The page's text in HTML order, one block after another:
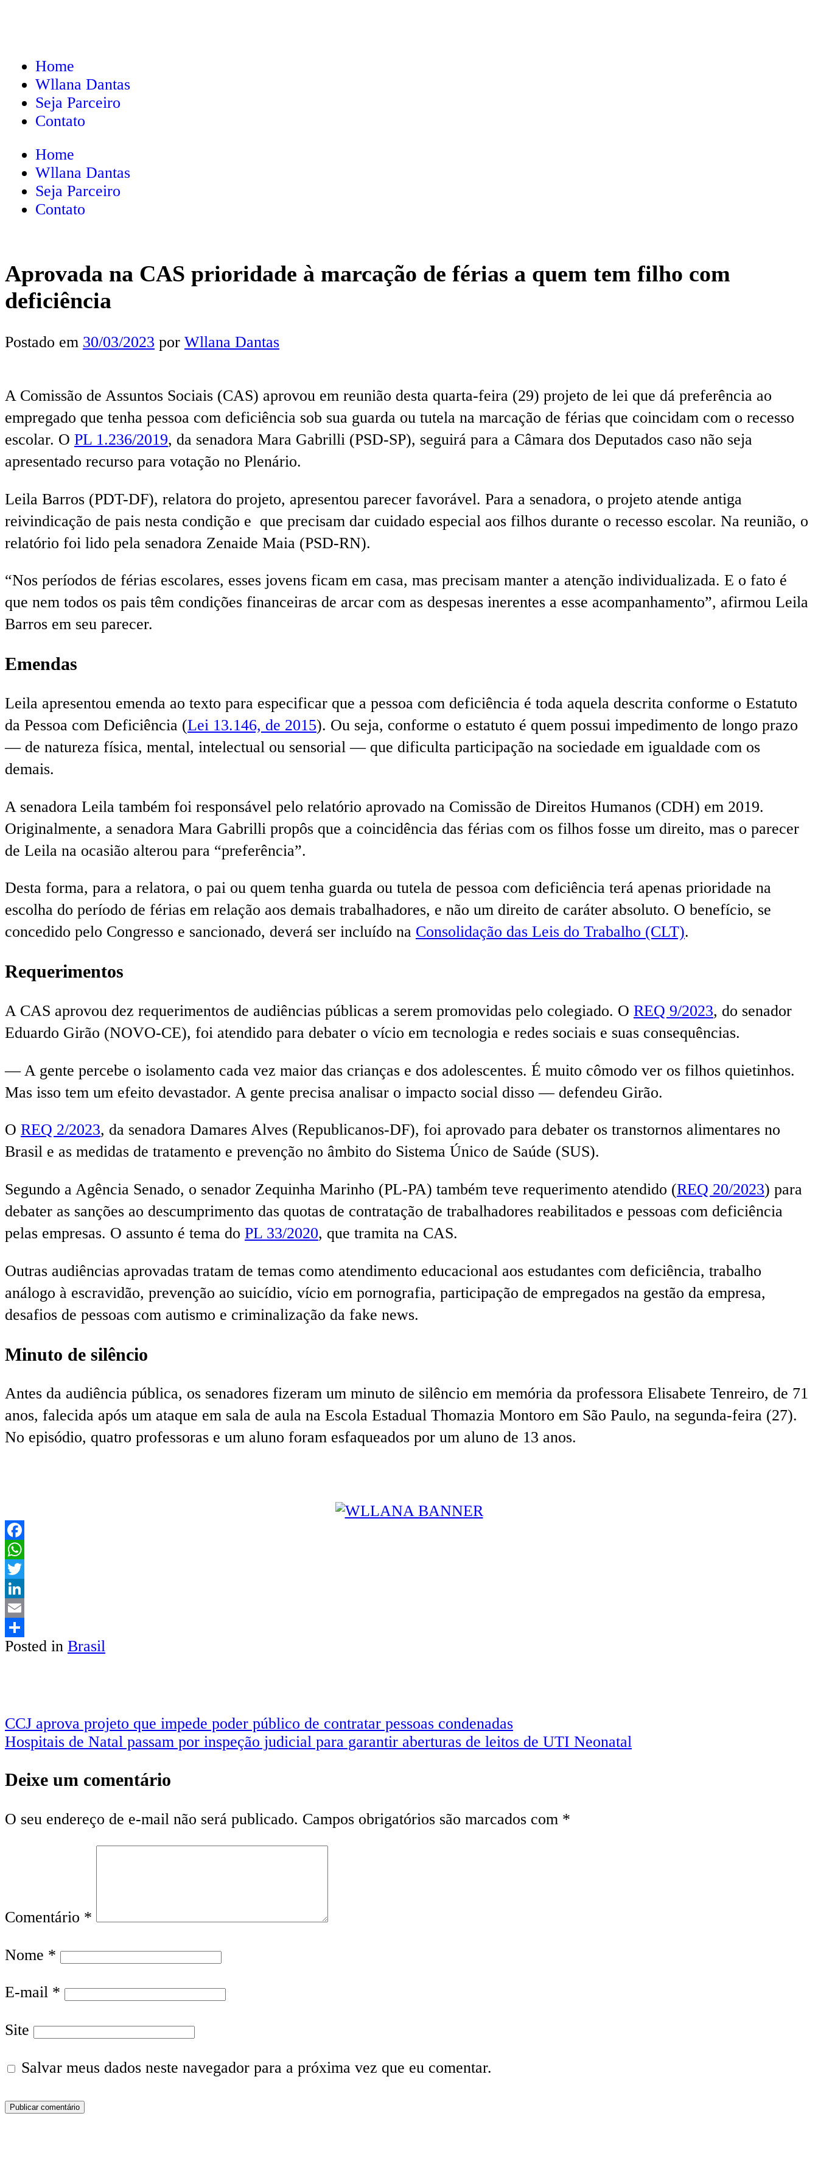
Home
Wllana Dantas
Seja Parceiro
Contato
Home
Wllana Dantas
Seja Parceiro
Contato
Aprovada na CAS prioridade à marcação de férias a quem tem filho com
deficiência
Postado em 30/03/2023 por Wllana Dantas
A Comissão de Assuntos Sociais (CAS) aprovou em reunião desta quarta-feira (29) projeto de lei que dá preferência ao
empregado que tenha pessoa com deficiência sob sua guarda ou tutela na marcação de férias que coincidam com o recesso
escolar. O PL 1.236/2019, da senadora Mara Gabrilli (PSD-SP), seguirá para a Câmara dos Deputados caso não seja
apresentado recurso para votação no Plenário.
Leila Barros (PDT-DF), relatora do projeto, apresentou parecer favorável. Para a senadora, o projeto atende antiga
reivindicação de pais nesta condição e que precisam dar cuidado especial aos filhos durante o recesso escolar. Na reunião, o
relatório foi lido pela senadora Zenaide Maia (PSD-RN).
“Nos períodos de férias escolares, esses jovens ficam em casa, mas precisam manter a atenção individualizada. E o fato é
que nem todos os pais têm condições financeiras de arcar com as despesas inerentes a esse acompanhamento”, afirmou Leila
Barros em seu parecer.
Emendas
Leila apresentou emenda ao texto para especificar que a pessoa com deficiência é toda aquela descrita conforme o Estatuto
da Pessoa com Deficiência (Lei 13.146, de 2015). Ou seja, conforme o estatuto é quem possui impedimento de longo prazo
— de natureza física, mental, intelectual ou sensorial — que dificulta participação na sociedade em igualdade com os
demais.
A senadora Leila também foi responsável pelo relatório aprovado na Comissão de Direitos Humanos (CDH) em 2019.
Originalmente, a senadora Mara Gabrilli propôs que a coincidência das férias com os filhos fosse um direito, mas o parecer
de Leila na ocasião alterou para “preferência”.
Desta forma, para a relatora, o pai ou quem tenha guarda ou tutela de pessoa com deficiência terá apenas prioridade na
escolha do período de férias em relação aos demais trabalhadores, e não um direito de caráter absoluto. O benefício, se
concedido pelo Congresso e sancionado, deverá ser incluído na Consolidação das Leis do Trabalho (CLT).
Requerimentos
A CAS aprovou dez requerimentos de audiências públicas a serem promovidas pelo colegiado. O REQ 9/2023, do senador
Eduardo Girão (NOVO-CE), foi atendido para debater o vício em tecnologia e redes sociais e suas consequências.
— A gente percebe o isolamento cada vez maior das crianças e dos adolescentes. É muito cômodo ver os filhos quietinhos.
Mas isso tem um efeito devastador. A gente precisa analisar o impacto social disso — defendeu Girão.
O REQ 2/2023, da senadora Damares Alves (Republicanos-DF), foi aprovado para debater os transtornos alimentares no
Brasil e as medidas de tratamento e prevenção no âmbito do Sistema Único de Saúde (SUS).
Segundo a Agência Senado, o senador Zequinha Marinho (PL-PA) também teve requerimento atendido (REQ 20/2023) para
debater as sanções ao descumprimento das quotas de contratação de trabalhadores reabilitados e pessoas com deficiência
pelas empresas. O assunto é tema do PL 33/2020, que tramita na CAS.
Outras audiências aprovadas tratam de temas como atendimento educacional aos estudantes com deficiência, trabalho
análogo à escravidão, prevenção ao suicídio, vício em pornografia, participação de empregados na gestão da empresa,
desafios de pessoas com autismo e criminalização da fake news.
Minuto de silêncio
Antes da audiência pública, os senadores fizeram um minuto de silêncio em memória da professora Elisabete Tenreiro, de 71
anos, falecida após um ataque em sala de aula na Escola Estadual Thomazia Montoro em São Paulo, na segunda-feira (27).
No episódio, quatro professoras e um aluno foram esfaqueados por um aluno de 13 anos.
Facebook
WhatsApp
Twitter
LinkedIn
Email
Share
Posted in Brasil
CCJ aprova projeto que impede poder público de contratar pessoas condenadas
Hospitais de Natal passam por inspeção judicial para garantir aberturas de leitos de UTI Neonatal
Deixe um comentário
O seu endereço de e-mail não será publicado. Campos obrigatórios são marcados com *
Comentário *
Nome *
E-mail *
Site
Salvar meus dados neste navegador para a próxima vez que eu comentar.